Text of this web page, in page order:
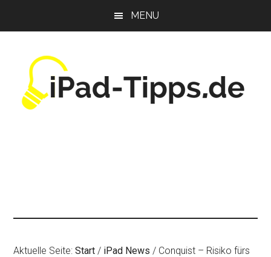
MENU
Aktuelle Seite:Start / iPad News / Conquist – Risiko fürs